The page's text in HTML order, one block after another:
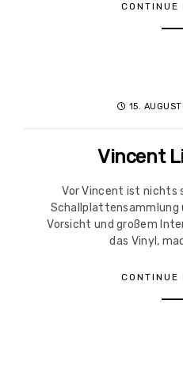
CONTINUE
15.
Vincent
Vor Vincent ist nichts
Schallplattensammlung
Vorsicht und großem
das Vinyl,
CONTINUE